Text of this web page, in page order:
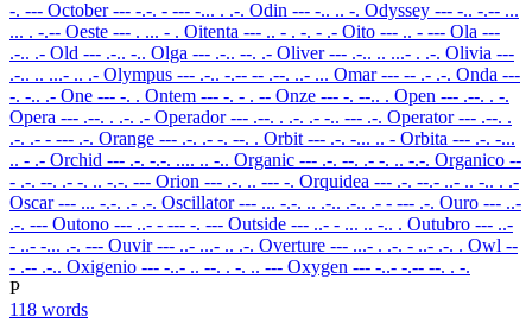
-. --- October--- -.-. - --- -... . .-. Odin --- -.. .. -. Odyssey --- -.. -.-- ...
... . -.-- Oeste --- . ... - . Oitenta --- .. - . -. - .- Oito --- .. - --- Ola ---
.-.. .- Old --- .-.. -.. Olga --- .-.. --. .- Oliver--- .-.. .. ...- . .-. Olivia ---
.-.. .. ...- .. .- Olympus --- .-.. -.-- -- .--. ..- ... Omar--- -- .- .-. Onda ---
-. -.. .- One --- -. . Ontem --- -. - . -- Onze --- -. --.. . Open --- .--. . -.
Opera --- .--. . .-. .- Operador--- .--. . .-. .- -.. --- .-. Operator--- .--. .
.-. .- - --- .-. Orange --- .-. .- -. --. . Orbit --- .-. -... .. - Orbita --- .-. -...
.. - .- Orchid --- .-. -.-. .... .. -.. Organic --- .-. --. .- -. .. -.-. Organico --
- .-. --. .- -. .. -.-. --- Orion --- .-. .. --- -. Orquidea --- .-. --.- ..- .. -.. . .-
Oscar--- ... -.-. .- .-. Oscillator--- ... -.-. .. .-.. .-.. .- - --- .-. Ouro --- ..-
.-. --- Outono --- ..- - --- -. --- Outside --- ..- - ... .. -.. . Outubro --- ..-
- ..- -... .-. --- Ouvir--- ..- ...- .. .-. Overture --- ...- . .-. - ..- .-. . Owl --
- .-- .-.. Oxigenio --- -..- .. --. . -. .. --- Oxygen --- -..- -.-- --. . -.
P
118 words